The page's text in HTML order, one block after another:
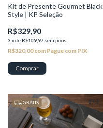
Kit de Presente Gourmet Black
Style | KP Seleção
R$329,90
3 xde R$109,97 sem juros
R$320,00com Pague com PIX
1/3
GRÁTIS